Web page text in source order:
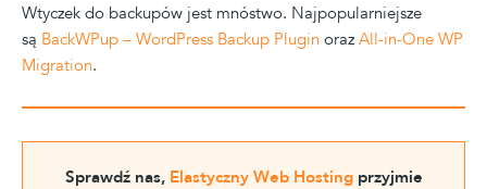
Wtyczek do backupów jest mnóstwo. Najpopularniejsze
są BackWPup – WordPress Backup Plugin oraz All-in-One WP
Migration.
Sprawdź nas, Elastyczny Web Hostingprzyjmie